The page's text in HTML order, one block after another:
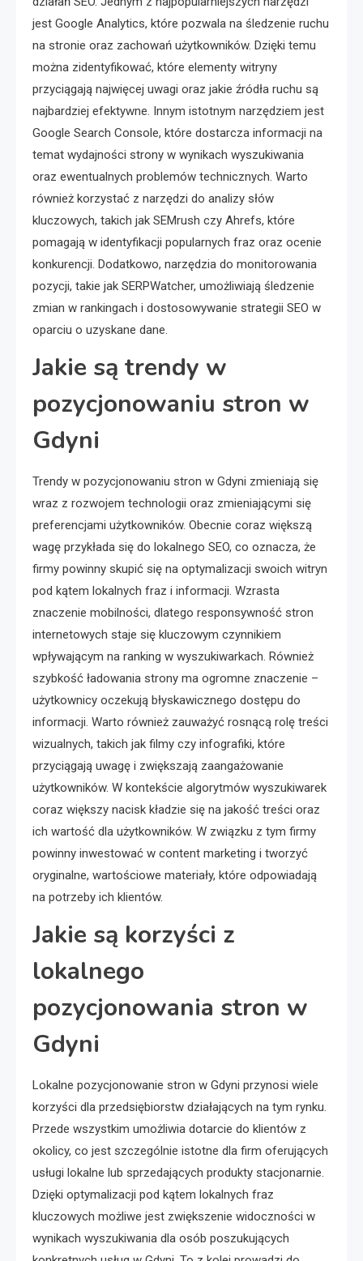
jest Google Analytics, które pozwala na śledzenie ruchu
na stronie oraz zachowań użytkowników. Dzięki temu
można zidentyfikować, które elementy witryny
przyciągają najwięcej uwagi oraz jakie źródła ruchu są
najbardziej efektywne. Innym istotnym narzędziem jest
Google Search Console, które dostarcza informacji na
temat wydajności strony w wynikach wyszukiwania
oraz ewentualnych problemów technicznych. Warto
również korzystać z narzędzi do analizy słów
kluczowych, takich jak SEMrush czy Ahrefs, które
pomagają w identyfikacji popularnych fraz oraz ocenie
konkurencji. Dodatkowo, narzędzia do monitorowania
pozycji, takie jak SERPWatcher, umożliwiają śledzenie
zmian w rankingach i dostosowywanie strategii SEO w
oparciu o uzyskane dane.
Jakie są trendy w
pozycjonowaniu stron w
Gdyni
Trendy w pozycjonowaniu stron w Gdyni zmieniają się
wraz z rozwojem technologii oraz zmieniającymi się
preferencjami użytkowników. Obecnie coraz większą
wagę przykłada się do lokalnego SEO, co oznacza, że
firmy powinny skupić się na optymalizacji swoich witryn
pod kątem lokalnych fraz i informacji. Wzrasta
znaczenie mobilności, dlatego responsywność stron
internetowych staje się kluczowym czynnikiem
wpływającym na ranking w wyszukiwarkach. Również
szybkość ładowania strony ma ogromne znaczenie –
użytkownicy oczekują błyskawicznego dostępu do
informacji. Warto również zauważyć rosnącą rolę treści
wizualnych, takich jak filmy czy infografiki, które
przyciągają uwagę i zwiększają zaangażowanie
użytkowników. W kontekście algorytmów wyszukiwarek
coraz większy nacisk kładzie się na jakość treści oraz
ich wartość dla użytkowników. W związku z tym firmy
powinny inwestować w content marketing i tworzyć
oryginalne, wartościowe materiały, które odpowiadają
na potrzeby ich klientów.
Jakie są korzyści z
lokalnego
pozycjonowania stron w
Gdyni
Lokalne pozycjonowanie stron w Gdyni przynosi wiele
korzyści dla przedsiębiorstw działających na tym rynku.
Przede wszystkim umożliwia dotarcie do klientów z
okolicy, co jest szczególnie istotne dla firm oferujących
usługi lokalne lub sprzedających produkty stacjonarnie.
Dzięki optymalizacji pod kątem lokalnych fraz
kluczowych możliwe jest zwiększenie widoczności w
wynikach wyszukiwania dla osób poszukujących